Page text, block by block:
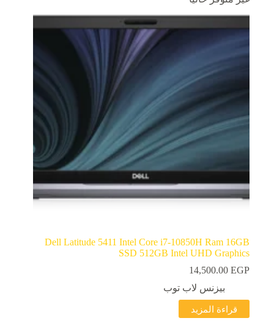
Dell Latitude 5411 Intel Core i7-10850H Ram 16GB
SSD 512GB Intel UHD Graphics
14,500.00 EGP
بيزنس لاب توب
قراءة المزيد